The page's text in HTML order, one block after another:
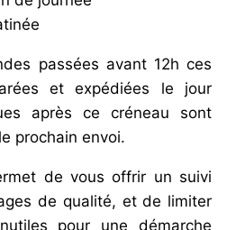
passées avant 12h ces
et expédiées le jour
après ce créneau sont
prochain envoi.
de vous offrir un suivi
de qualité, et de limiter
pour une démarche